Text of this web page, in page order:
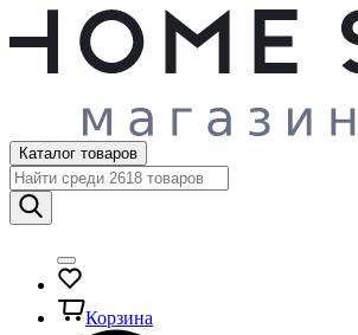
Каталог товаров
Корзина